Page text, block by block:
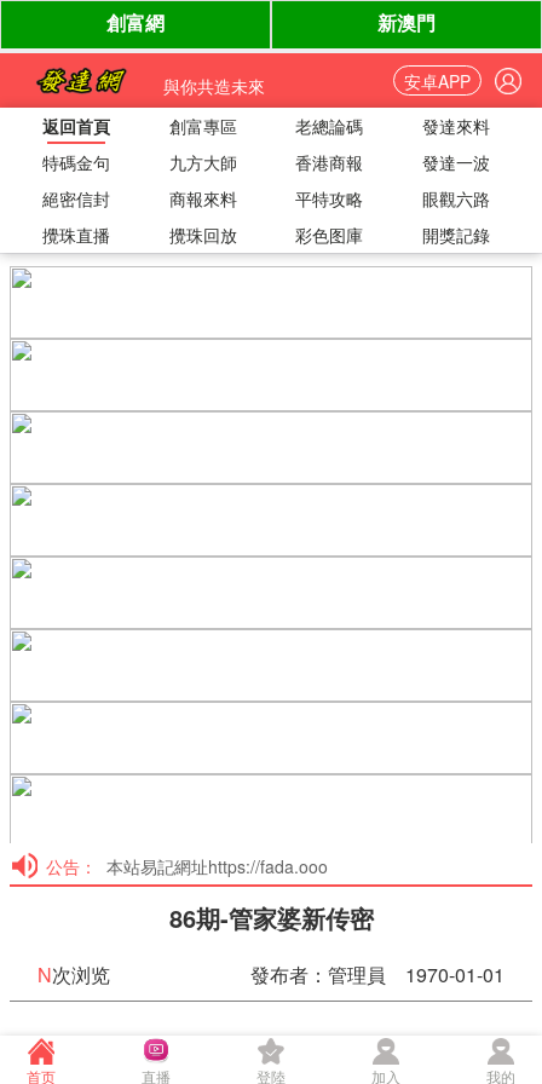
與你共造未來
安卓APP
返回首頁
創富專區 老總論碼
發達來料
特碼金句
九方大師 香港商報
發達一波
絕密信封
商報來料 平特攻略
眼觀六路
攪珠直播
攪珠回放 彩色图庫 開獎記錄
公告： 本站易記網址https://fada.ooo
86期-管家婆新传密
N次浏览 發布者：管理員 1970-01-01
86期-管家婆新传密
首页 直播 登陸 加入 我的